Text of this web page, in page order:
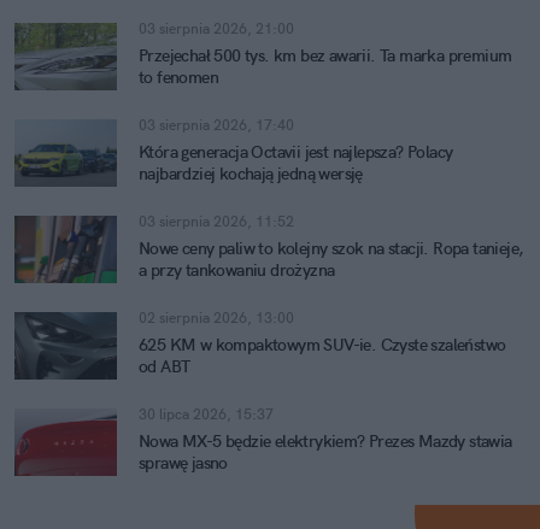
03 sierpnia 2026, 21:00
Przejechał 500 tys. km bez awarii. Ta marka premium
to fenomen
03 sierpnia 2026, 17:40
Która generacja Octavii jest najlepsza? Polacy
najbardziej kochają jedną wersję
03 sierpnia 2026, 11:52
Nowe ceny paliw to kolejny szok na stacji. Ropa tanieje,
a przy tankowaniu drożyzna
02 sierpnia 2026, 13:00
625 KM w kompaktowym SUV-ie. Czyste szaleństwo
od ABT
30 lipca 2026, 15:37
Nowa MX-5 będzie elektrykiem? Prezes Mazdy stawia
sprawę jasno